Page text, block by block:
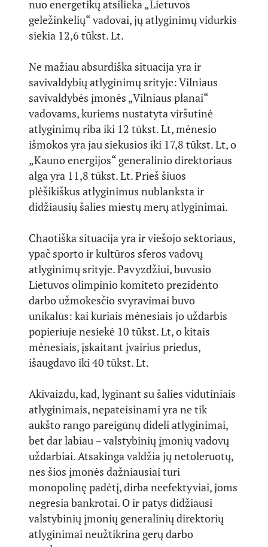
nuo energetikų atsilieka „Lietuvos
geležinkelių“ vadovai, jų atlyginimų vidurkis
siekia 12,6 tūkst. Lt.
Ne mažiau absurdiška situacija yra ir
savivaldybių atlyginimų srityje: Vilniaus
savivaldybės įmonės „Vilniaus planai“
vadovams, kuriems nustatyta viršutinė
atlyginimų riba iki 12 tūkst. Lt, mėnesio
išmokos yra jau siekusios iki 17,8 tūkst. Lt, o
„Kauno energijos“ generalinio direktoriaus
alga yra 11,8 tūkst. Lt. Prieš šiuos
plėšikiškus atlyginimus nublanksta ir
didžiausių šalies miestų merų atlyginimai.
Chaotiška situacija yra ir viešojo sektoriaus,
ypač sporto ir kultūros sferos vadovų
atlyginimų srityje. Pavyzdžiui, buvusio
Lietuvos olimpinio komiteto prezidento
darbo užmokesčio svyravimai buvo
unikalūs: kai kuriais mėnesiais jo uždarbis
popieriuje nesiekė 10 tūkst. Lt, o kitais
mėnesiais, įskaitant įvairius priedus,
išaugdavo iki 40 tūkst. Lt.
Akivaizdu, kad, lyginant su šalies vidutiniais
atlyginimais, nepateisinami yra ne tik
aukšto rango pareigūnų dideli atlyginimai,
bet dar labiau – valstybinių įmonių vadovų
uždarbiai. Atsakinga valdžia jų netoleruotų,
nes šios įmonės dažniausiai turi
monopolinę padėtį, dirba neefektyviai, joms
negresia bankrotai. O ir patys didžiausi
valstybinių įmonių generalinių direktorių
atlyginimai neužtikrina gerų darbo